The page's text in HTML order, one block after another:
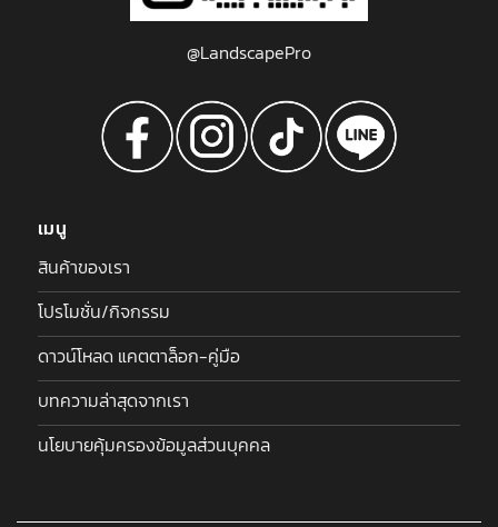
@LandscapePro
เมนู
สินค้าของเรา
โปรโมชั่น/กิจกรรม
ดาวน์โหลด แคตตาล็อก-คู่มือ
บทความล่าสุดจากเรา
นโยบายคุ้มครองข้อมูลส่วนบุคคล